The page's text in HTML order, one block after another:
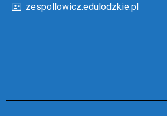
zespollowicz.edulodzkie.pl